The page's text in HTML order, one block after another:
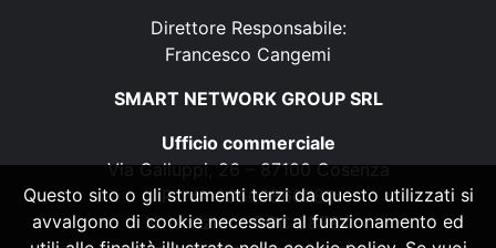
Direttore Responsabile:
Francesco Cangemi
SMART NETWORK GROUP SRL
Ufficio commerciale
Via Galluppi, 26 – 87100 Cosenza
P. IVA 03500860782
N. iscrizione ROC 28794
Questo sito o gli strumenti terzi da questo utilizzati si
avvalgono di cookie necessari al funzionamento ed